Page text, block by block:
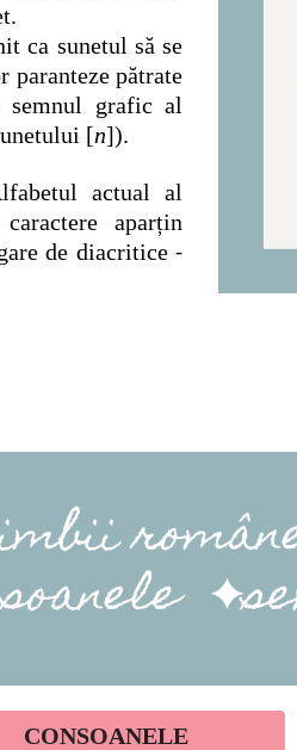
ca sunetul să se
pătrate
semnul grafic al
[n]).
actual al
aparțin
de diacritice-
CONSOANELE